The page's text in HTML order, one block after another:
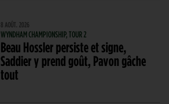
8 AOÛT. 2026
WYNDHAM CHAMPIONSHIP, TOUR 2
Beau Hossler persiste et signe,
Saddier y prend goût, Pavon gâche
tout